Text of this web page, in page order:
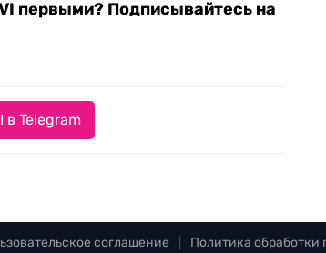
первыми? Подписывайтесь на
в Telegram
соглашение Политика